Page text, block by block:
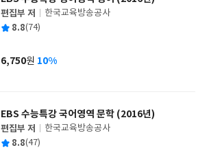
글
쓴
편집부 저
출
사
한국교육방송공사
평 8.8(74)
가
6,750원 10%
EBS 수능특강 국어영역 문학 (2016년)
글
쓴
편집부 저
출
한국교육방송공사
평 8.8(47)